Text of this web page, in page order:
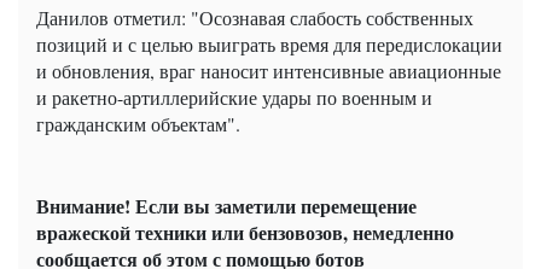
Данилов отметил: "Осознавая слабость собственных
позиций и с целью выиграть время для передислокации
и обновления, враг наносит интенсивные авиационные
и ракетно-артиллерийские удары по военным и
гражданским объектам".
Внимание! Если вы заметили перемещение
вражеской техники или бензовозов, немедленно
сообщается об этом с помощью ботов